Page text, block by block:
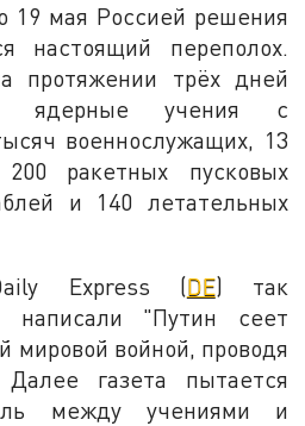
19 мая Россией решения
настоящий переполох.
протяжении трёх дней
ядерные учения с
военнослужащих, 13
ракетных пусковых
и 140 летательных
Express (DE) так
написали "Путин сеет
мировой войной, проводя
газета пытается
между учениями и